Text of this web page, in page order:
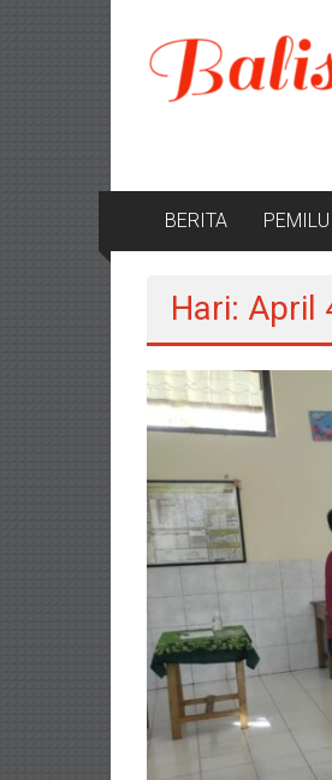
konten
BERITA
Hari: April